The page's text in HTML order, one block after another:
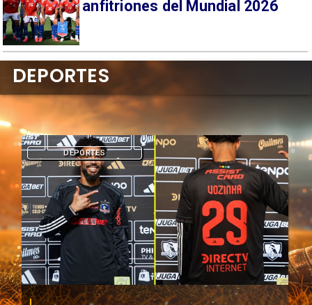
anfitriones del Mundial 2026
DEPORTES
DEPORTES